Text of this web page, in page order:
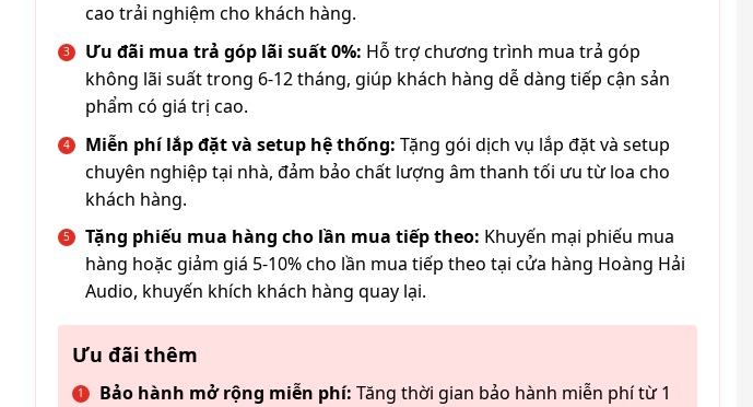
cao trải nghiệm cho khách hàng.
Ưu đãi mua trả góp lãi suất 0%: Hỗ trợ chương trình mua trả góp
không lãi suất trong 6-12 tháng, giúp khách hàng dễ dàng tiếp cận sản
phẩm có giá trị cao.
Miễn phí lắp đặt và setup hệ thống: Tặng gói dịch vụ lắp đặt và setup
chuyên nghiệp tại nhà, đảm bảo chất lượng âm thanh tối ưu từ loa cho
khách hàng.
Tặng phiếu mua hàng cho lần mua tiếp theo: Khuyến mại phiếu mua
hàng hoặc giảm giá 5-10% cho lần mua tiếp theo tại cửa hàng Hoàng Hải
Audio, khuyến khích khách hàng quay lại.
Ưu đãi thêm
Bảo hành mở rộng miễn phí: Tăng thời gian bảo hành miễn phí từ 1